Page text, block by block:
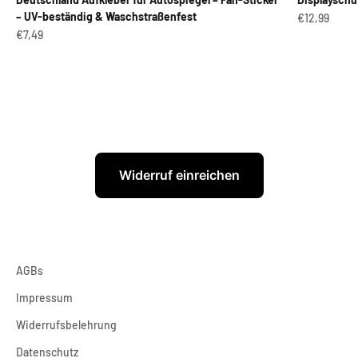
– UV-beständig & Waschstraßenfest
Angebot
€7,49
Angebot
€12,99
Widerruf einreichen
AGBs
Impressum
Widerrufsbelehrung
Datenschutz